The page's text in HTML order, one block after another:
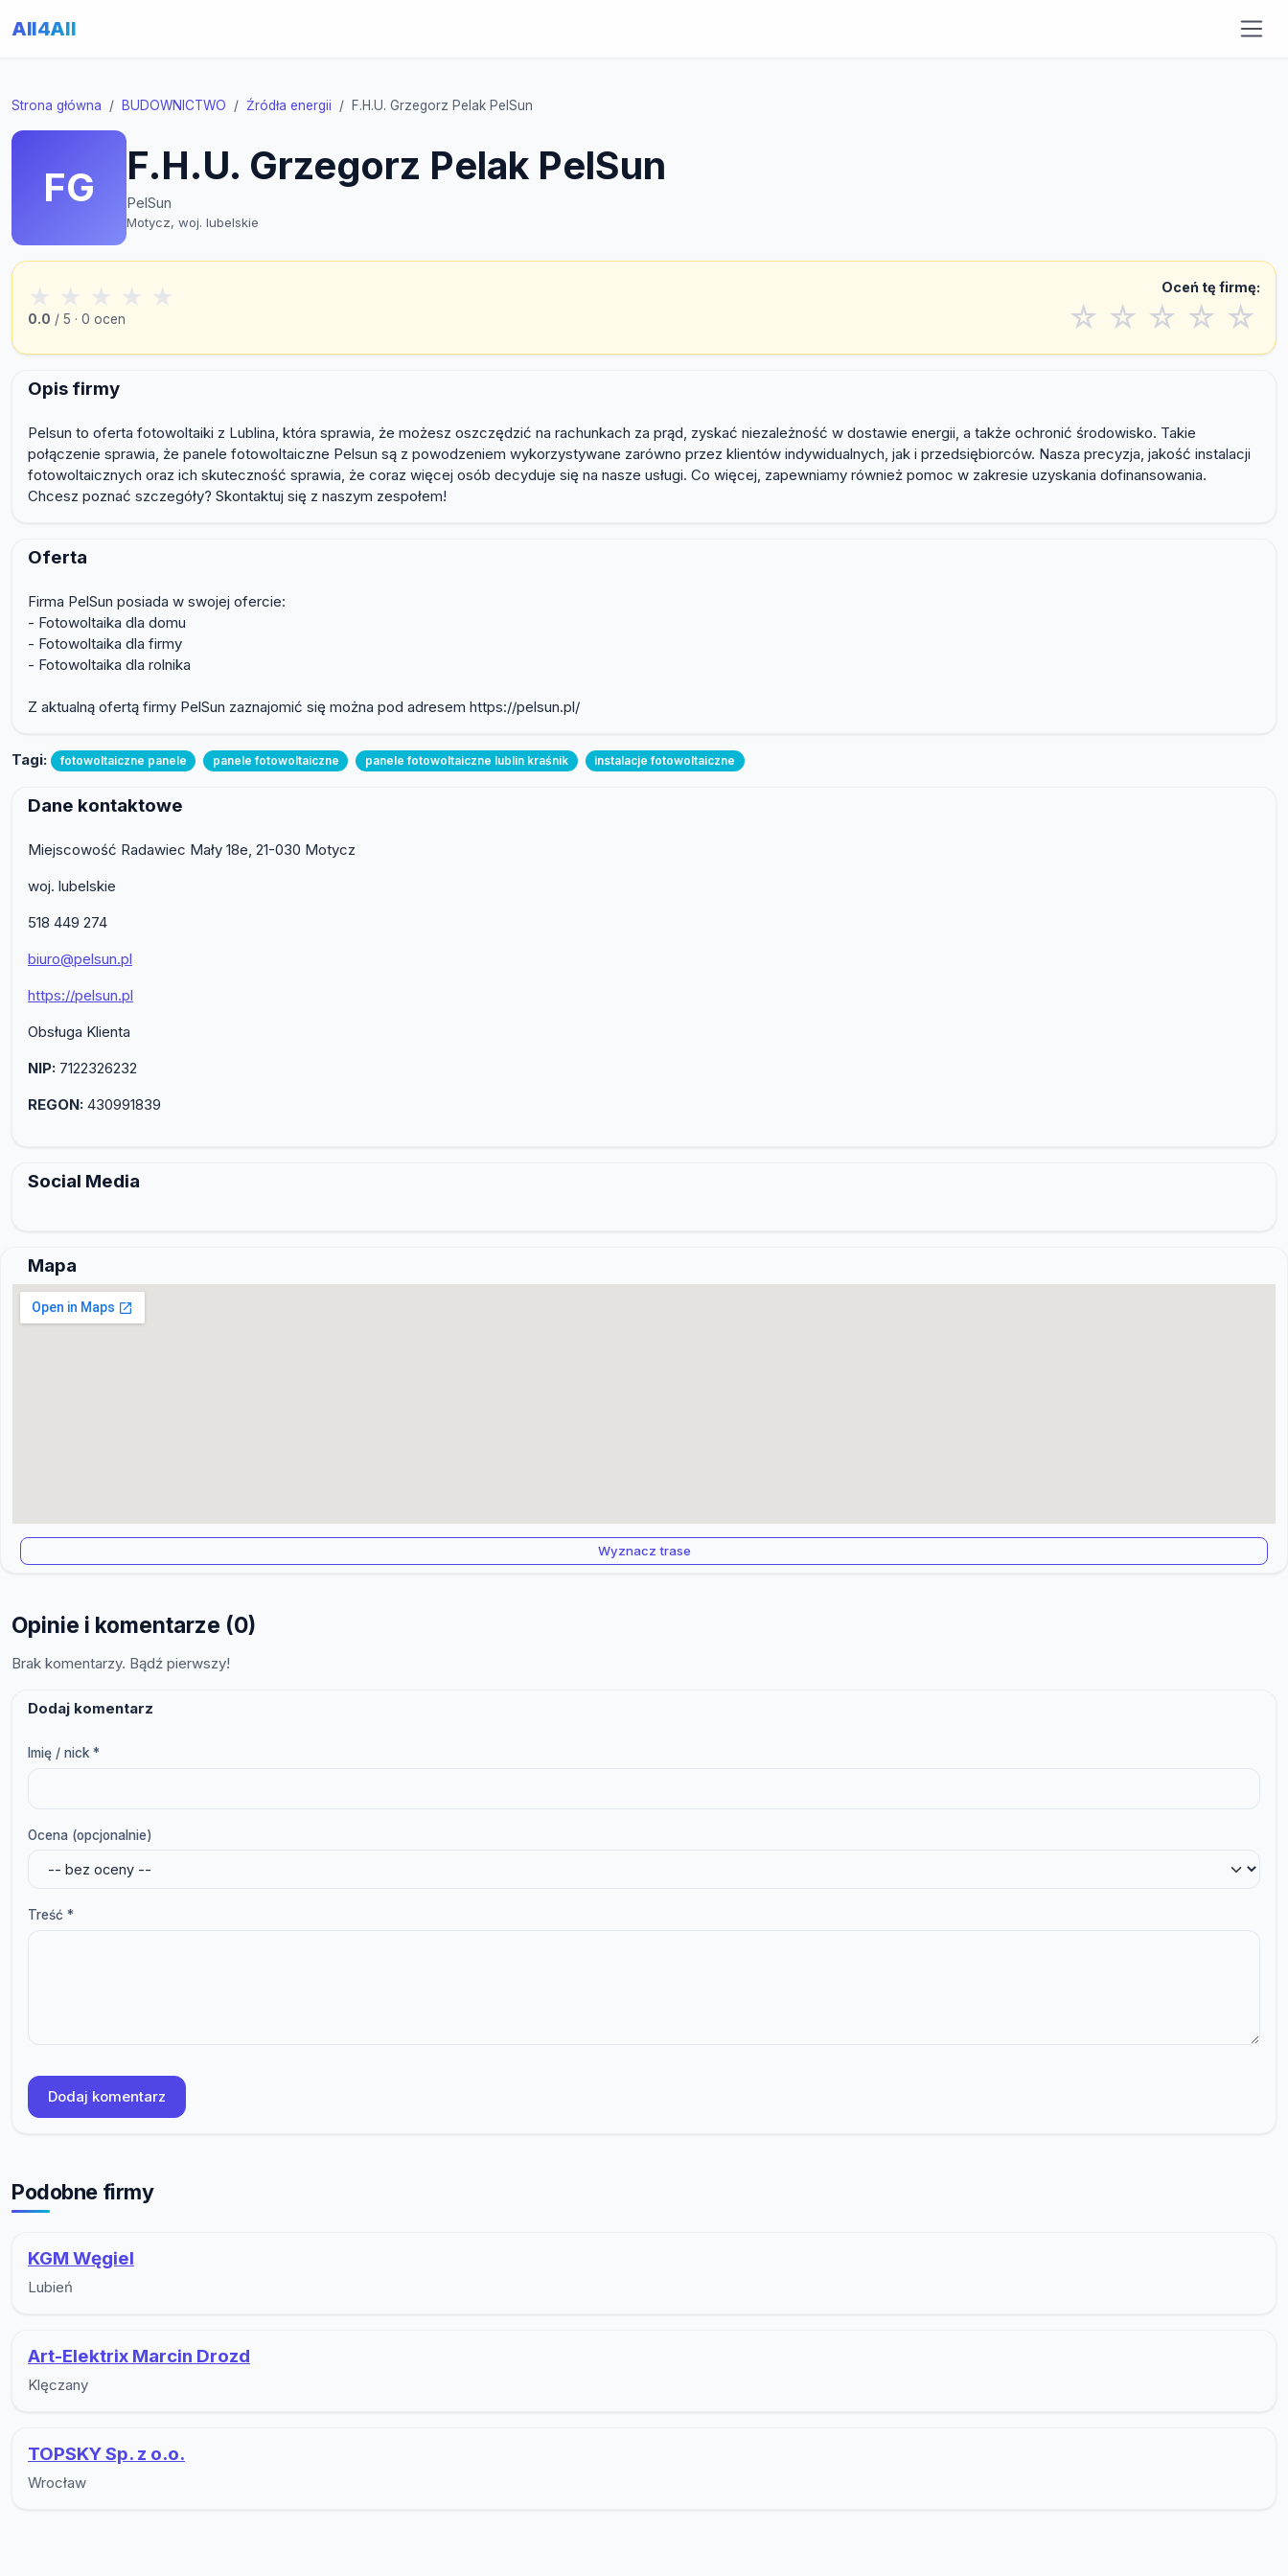
All4All
Strona główna BUDOWNICTWO Źródła energii F.H.U. Grzegorz Pelak PelSun
FG F.H.U. Grzegorz Pelak PelSun
PelSun
Motycz, woj. lubelskie
★ ★ ★ ★ ★
0.0 / 5 · 0 ocen
Oceń tę firmę:
☆ ☆ ☆ ☆ ☆
Opis firmy
Pelsun to oferta fotowoltaiki z Lublina, która sprawia, że możesz oszczędzić na rachunkach za prąd, zyskać niezależność w dostawie energii, a także ochronić środowisko. Takie
połączenie sprawia, że panele fotowoltaiczne Pelsun są z powodzeniem wykorzystywane zarówno przez klientów indywidualnych, jak i przedsiębiorców. Nasza precyzja, jakość instalacji
fotowoltaicznych oraz ich skuteczność sprawia, że coraz więcej osób decyduje się na nasze usługi. Co więcej, zapewniamy również pomoc w zakresie uzyskania dofinansowania.
Chcesz poznać szczegóły? Skontaktuj się z naszym zespołem!
Oferta
Firma PelSun posiada w swojej ofercie:
- Fotowoltaika dla domu
- Fotowoltaika dla firmy
- Fotowoltaika dla rolnika
Z aktualną ofertą firmy PelSun zaznajomić się można pod adresem https://pelsun.pl/
Tagi: fotowoltaiczne panele panele fotowoltaiczne panele fotowoltaiczne lublin kraśnik instalacje fotowoltaiczne
Dane kontaktowe
Miejscowość Radawiec Mały 18e, 21-030 Motycz
woj. lubelskie
518 449 274
biuro@pelsun.pl
https://pelsun.pl
Obsługa Klienta
NIP: 7122326232
REGON: 430991839
Social Media
Mapa
Wyznacz trase
Opinie i komentarze (0)
Brak komentarzy. Bądź pierwszy!
Dodaj komentarz
Imię / nick *
Ocena (opcjonalnie)
Treść *
Dodaj komentarz
Podobne firmy
KGM Węgiel
Lubień
Art-Elektrix Marcin Drozd
Klęczany
TOPSKY Sp. z o.o.
Wrocław